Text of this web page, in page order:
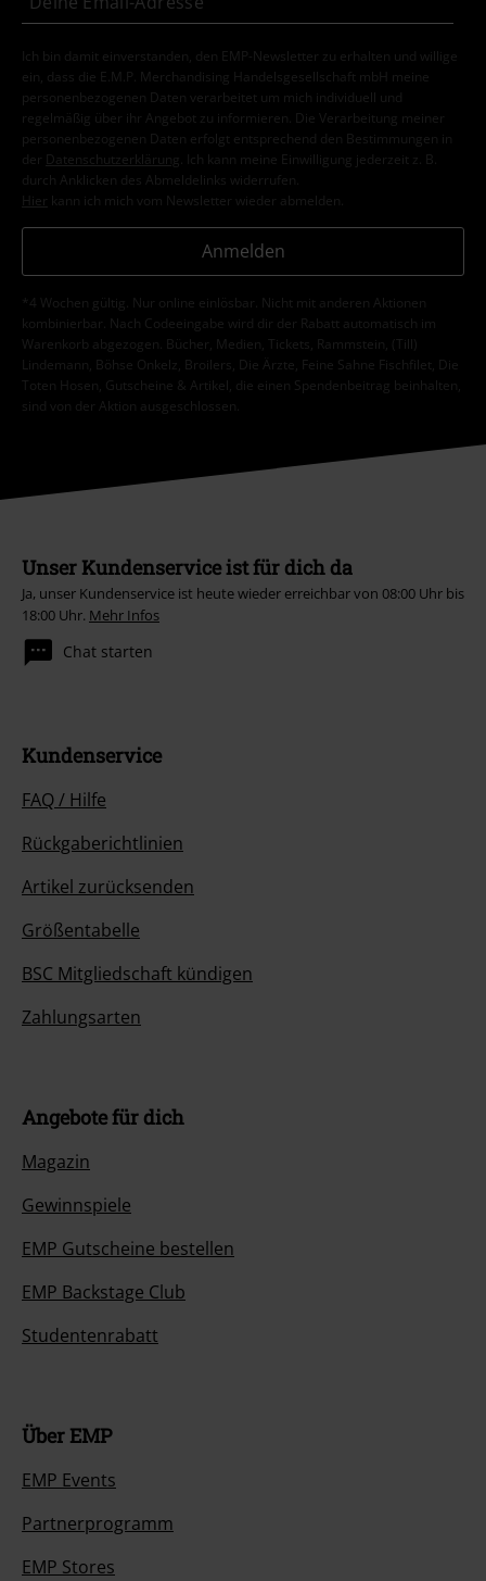
Ich bin damit einverstanden, den EMP-Newsletter zu erhalten und willige
ein, dass die E.M.P. Merchandising Handelsgesellschaft mbH meine
personenbezogenen Daten verarbeitet um mich individuell und
regelmäßig über ihr Angebot zu informieren. Die Verarbeitung meiner
personenbezogenen Daten erfolgt entsprechend den Bestimmungen in
der
Datenschutzerklärung
. Ich kann meine Einwilligung jederzeit z. B.
durch Anklicken des Abmeldelinks widerrufen.
Hier kann ich mich vom Newsletter wieder abmelden.
Anmelden
*4 Wochen gültig. Nur online einlösbar. Nicht mit anderen Aktionen
kombinierbar. Nach Codeeingabe wird dir der Rabatt automatisch im
Warenkorb abgezogen. Bücher, Medien, Tickets, Rammstein, (Till)
Lindemann, Böhse Onkelz, Broilers, Die Ärzte, Feine Sahne Fischfilet, Die
Toten Hosen, Gutscheine & Artikel, die einen Spendenbeitrag beinhalten,
sind von der Aktion ausgeschlossen.
Unser Kundenservice ist für dich da
Ja, unser Kundenservice ist heute wieder erreichbar von 08:00 Uhr bis
18:00 Uhr. Mehr Infos
Chat starten
Kundenservice
FAQ / Hilfe
Rückgaberichtlinien
Artikel zurücksenden
Größentabelle
BSC Mitgliedschaft kündigen
Zahlungsarten
Angebote für dich
Magazin
Gewinnspiele
EMP Gutscheine bestellen
EMP Backstage Club
Studentenrabatt
Über EMP
EMP Events
Partnerprogramm
EMP Stores